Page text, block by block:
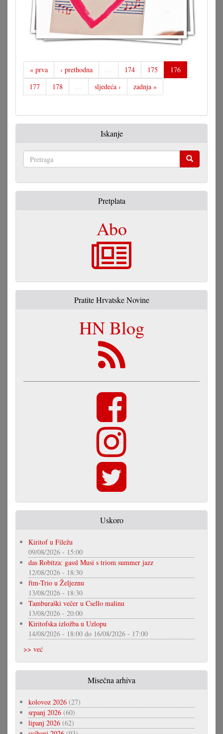
« prva ‹ prethodna … 174 175
176
177
178 … sljedeća › zadnja »
Iskanje
Pretplata
Abo
Pratite Hrvatske Novine
HN Blog
Uskoro
Kiritof u Filežu
09/08/2026 - 15:00
das Robitza: gassl Musi s triom summer jazz
12/08/2026 - 18:30
ftm-Trio u Željeznu
13/08/2026 - 18:30
Tamburaški večer u Csello malinu
13/08/2026 - 20:00
Kiritofska izložba u Uzlopu
14/08/2026 - 18:00 do 16/08/2026 - 17:00
>> već
Misečna arhiva
kolovoz 2026 (27)
srpanj 2026 (60)
lipanj 2026 (62)